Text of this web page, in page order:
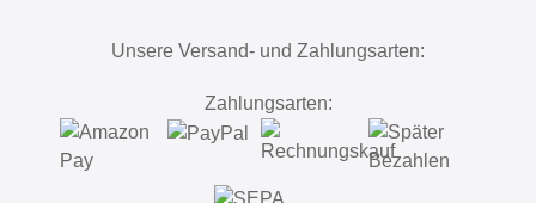
Unsere Versand- und Zahlungsarten:
Zahlungsarten: